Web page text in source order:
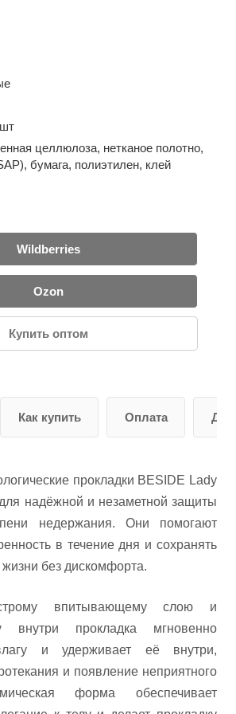
целлюлоза, нетканое полотно,
бумага, полиэтилен, клей
Wildberries
Ozon
Купить оптом
Как купить Оплата
прокладки BESIDE Lady
надёжной и незаметной защиты
недержания. Они помогают
в течение дня и сохранять
без дискомфорта.
впитывающему слою и
внутри прокладка мгновенно
и удерживает её внутри,
и появление неприятного
форма обеспечивает